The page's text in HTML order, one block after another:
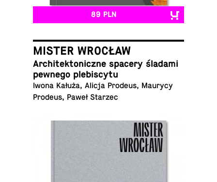
89 PLN
MISTER WROCŁAW
Ar­chi­tek­to­nicz­ne spacery śladami
pewnego plebiscytu
Iwona Kałuża, Alicja Prodeus, Maurycy
Prodeus, Paweł Starzec